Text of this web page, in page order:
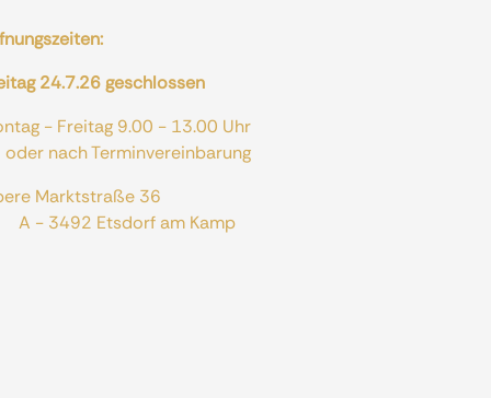
24.7.26 geschlossen
- Freitag 9.00 - 13.00 Uhr
nach Terminvereinbarung
Marktstraße 36
- 3492 Etsdorf am Kamp